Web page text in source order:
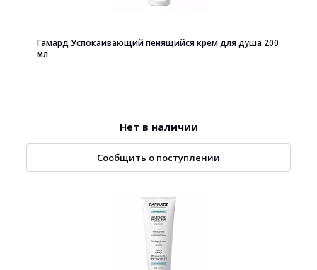
Гамард Успокаивающий пенящийся крем для душа 200
мл
Нет в наличии
Сообщить о поступлении